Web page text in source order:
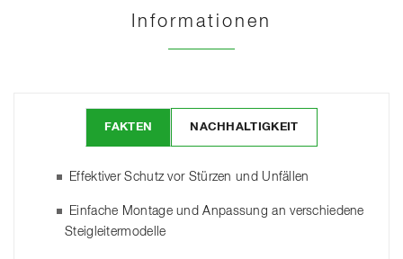
Informationen
FAKTEN NACHHALTIGKEIT
Effektiver Schutz vor Stürzen und Unfällen
Einfache Montage und Anpassung an verschiedene
Steigleitermodelle